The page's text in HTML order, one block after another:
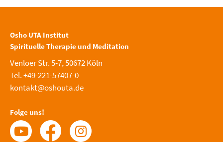
Osho UTA Institut
Spirituelle Therapie und Meditation
Venloer Str. 5-7, 50672 Köln
Tel. +49-221-57407-0
kontakt@oshouta.de
Folge uns!